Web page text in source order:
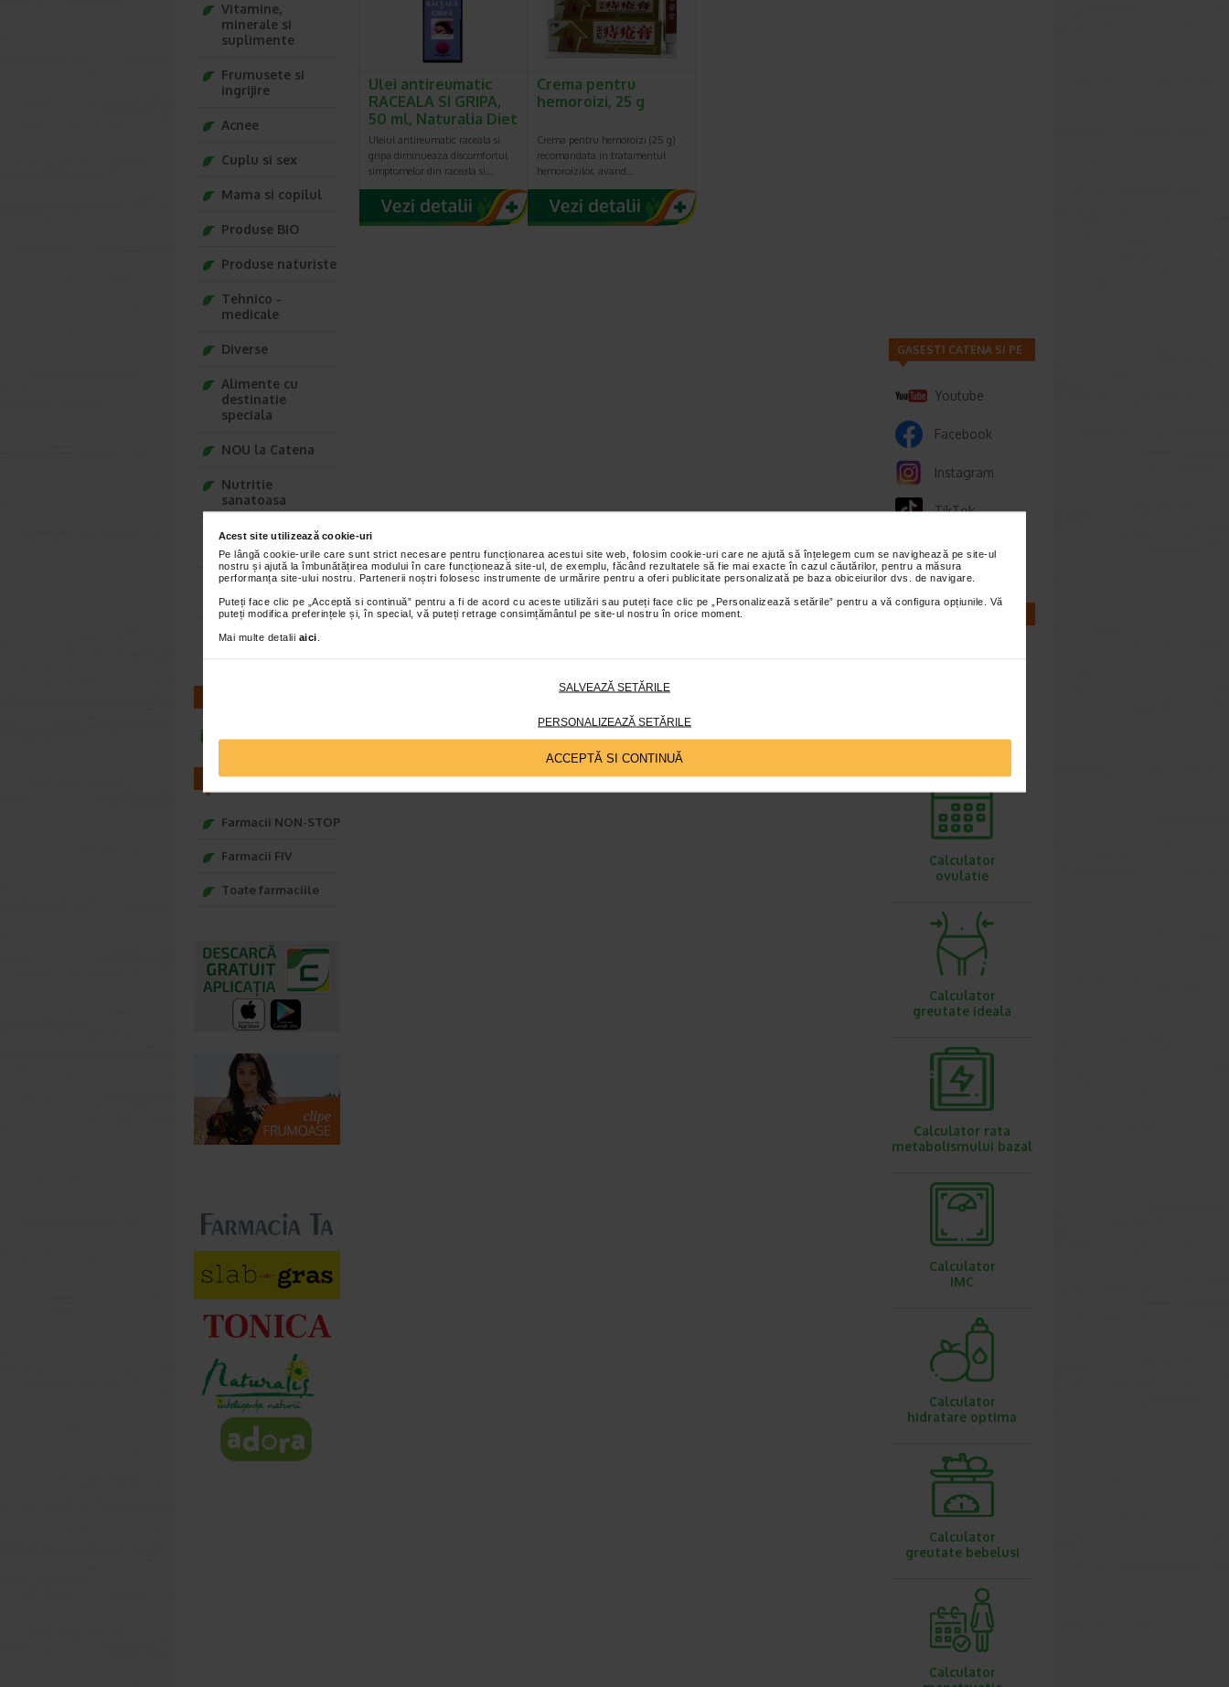
Acest site utilizează cookie-uri
Pe lângă cookie-urile care sunt strict necesare pentru funcționarea acestui site web, folosim cookie-uri care ne ajută să înțelegem cum se navighează pe site-ul
nostru și ajută la îmbunătățirea modului în care funcționează site-ul, de exemplu, făcând rezultatele să fie mai exacte în cazul căutărilor, pentru a măsura
performanța site-ului nostru. Partenerii noștri folosesc instrumente de urmărire pentru a oferi publicitate personalizată pe baza obiceiurilor dvs. de navigare.
Puteți face clic pe „Acceptă si continuă” pentru a fi de acord cu aceste utilizări sau puteți face clic pe „Personalizează setările” pentru a vă configura opțiunile. Vă
puteți modifica preferințele și, în special, vă puteți retrage consimțământul pe site-ul nostru în orice moment.
Mai multe detalii aici
SALVEAZĂ SETĂRILE
PERSONALIZEAZĂ SETĂRILE
ACCEPTĂ SI CONTINUĂ
Ulei antireumatic
RACEALA SI GRIPA,
50 ml, Naturalia Diet
Uleiul antireumatic raceala si
gripa diminueaza discomfortul
simptomelor din raceala si…
Crema pentru
hemoroizi, 25 g
Crema pentru hemoroizi (25 g)
recomandata in tratamentul
hemoroizilor, avand…
Vitamine,
minerale si
suplimente
Frumusete si
ingrijire
Acnee
Cuplu si sex
Mama si copilul
Produse BIO
Produse naturiste
Tehnico -
medicale
Diverse
Alimente cu
destinatie
speciala
NOU la Catena
Nutritie
sanatoasa
Ce Oftapic ti se
potriveste
Adora – Adorabili
din prima clipa
Seturi cadou
infoline@catena.ro
FARMACII
Farmacii NON-STOP
Farmacii FIV
Toate farmaciile
GASESTI CATENA SI PE
Youtube
Facebook
Instagram
TikTok
Whatsapp
sarcina
Calculator
ovulatie
Calculator
greutate ideala
Calculator rata
metabolismului bazal
Calculator
IMC
Calculator
hidratare optima
Calculator
greutate bebelusi
Calculator